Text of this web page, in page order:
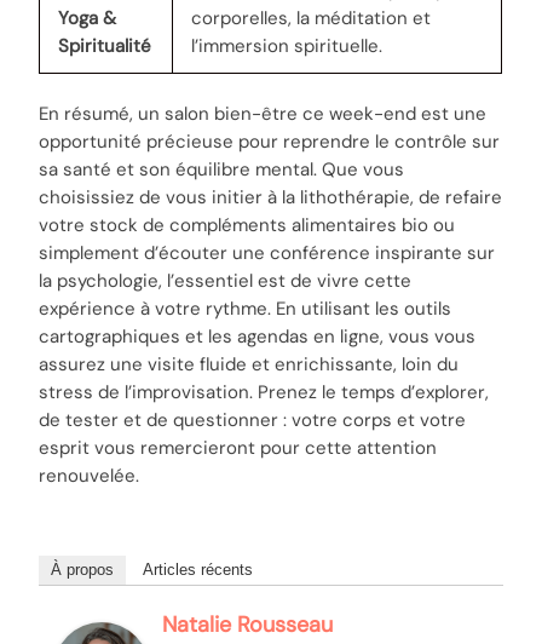
Yoga &
Spiritualité
corporelles, la méditation et
l’immersion spirituelle.
En résumé, un salon bien-être ce week-end est une
opportunité précieuse pour reprendre le contrôle sur
sa santé et son équilibre mental. Que vous
choisissiez de vous initier à la lithothérapie, de refaire
votre stock de compléments alimentaires bio ou
simplement d’écouter une conférence inspirante sur
la psychologie, l’essentiel est de vivre cette
expérience à votre rythme. En utilisant les outils
cartographiques et les agendas en ligne, vous vous
assurez une visite fluide et enrichissante, loin du
stress de l’improvisation. Prenez le temps d’explorer,
de tester et de questionner : votre corps et votre
esprit vous remercieront pour cette attention
renouvelée.
À propos Articles récents
Natalie Rousseau